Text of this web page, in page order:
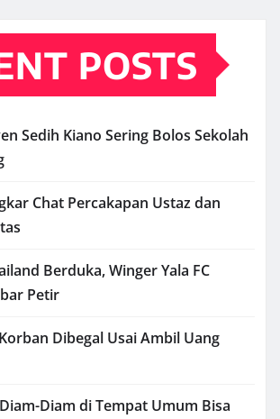
POSTS
Sedih Kiano Sering Bolos Sekolah
Chat Percakapan Ustaz dan
Berduka, Winger Yala FC
Petir
Dibegal Usai Ambil Uang
Diam di Tempat Umum Bisa